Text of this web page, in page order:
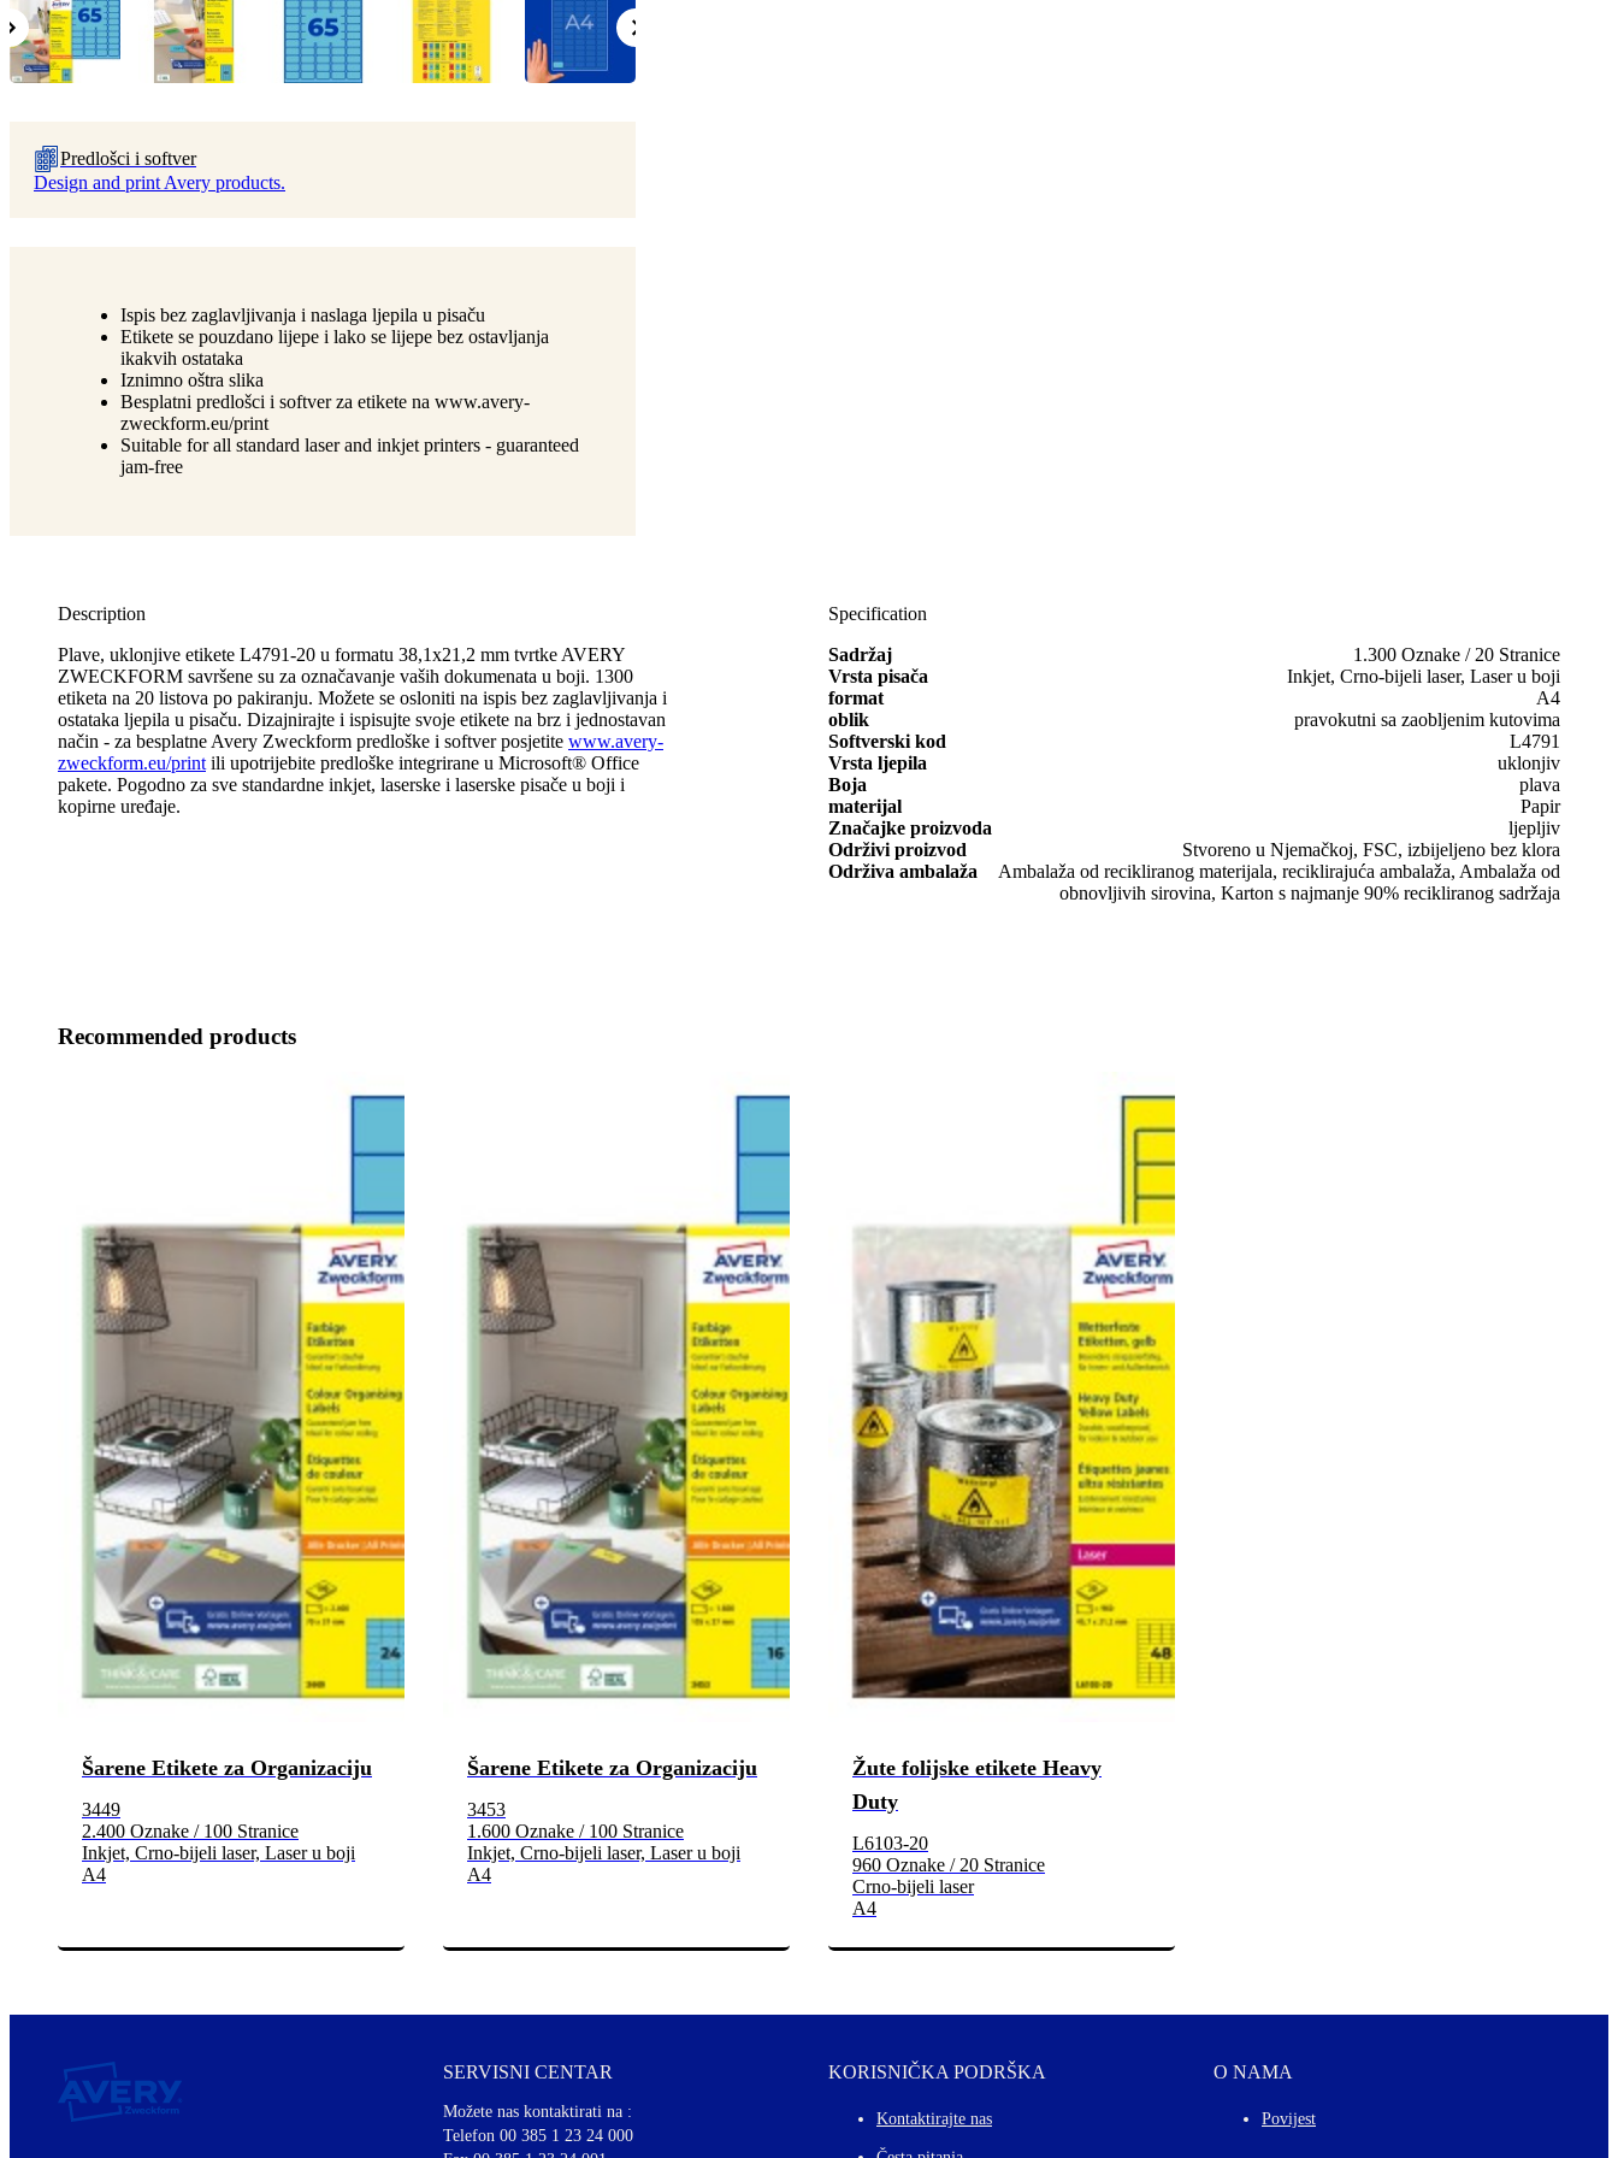
Predlošci i softver
Design and print Avery products.
Ispis bez zaglavljivanja i naslaga ljepila u pisaču
Etikete se pouzdano lijepe i lako se lijepe bez ostavljanja
ikakvih ostataka
Iznimno oštra slika
Besplatni predlošci i softver za etikete na www.avery-
zweckform.eu/print
Suitable for all standard laser and inkjet printers - guaranteed
jam-free
Description
Plave, uklonjive etikete L4791-20 u formatu 38,1x21,2 mm tvrtke AVERY
ZWECKFORM savršene su za označavanje vaših dokumenata u boji. 1300
etiketa na 20 listova po pakiranju. Možete se osloniti na ispis bez zaglavljivanja i
ostataka ljepila u pisaču. Dizajnirajte i ispisujte svoje etikete na brz i jednostavan
način - za besplatne Avery Zweckform predloške i softver posjetite www.avery-
zweckform.eu/print ili upotrijebite predloške integrirane u Microsoft® Office
pakete. Pogodno za sve standardne inkjet, laserske i laserske pisače u boji i
kopirne uređaje.
Specification
Sadržaj
1.300 Oznake / 20 Stranice
Vrsta pisača
Inkjet, Crno-bijeli laser, Laser u boji
format
A4
oblik
pravokutni sa zaobljenim kutovima
Softverski kod
L4791
Vrsta ljepila
uklonjiv
Boja
plava
materijal
Papir
Značajke proizvoda
ljepljiv
Održivi proizvod
Stvoreno u Njemačkoj, FSC, izbijeljeno bez klora
Održiva ambalaža
Ambalaža od recikliranog materijala, reciklirajuća ambalaža, Ambalaža od
obnovljivih sirovina, Karton s najmanje 90% recikliranog sadržaja
Recommended products
Šarene Etikete za Organizaciju
3449
2.400 Oznake / 100 Stranice
Inkjet, Crno-bijeli laser, Laser u boji
A4
Šarene Etikete za Organizaciju
3453
1.600 Oznake / 100 Stranice
Inkjet, Crno-bijeli laser, Laser u boji
A4
Žute folijske etikete Heavy
Duty
L6103-20
960 Oznake / 20 Stranice
Crno-bijeli laser
A4
SERVISNI CENTAR
Možete nas kontaktirati na :
Telefon 00 385 1 23 24 000
KORISNIČKA PODRŠKA
Kontaktirajte nas
O NAMA
Povijest